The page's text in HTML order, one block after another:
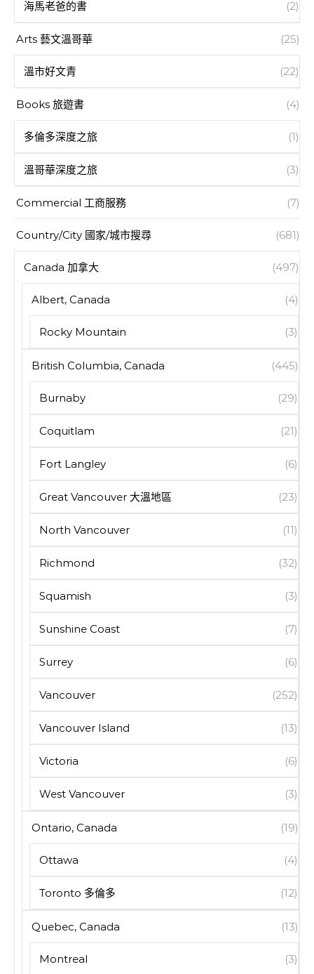
海馬老爸的書 (2)
Arts 藝文溫哥華 (25)
溫市好文青 (22)
Books 旅遊書 (4)
多倫多深度之旅 (1)
溫哥華深度之旅 (3)
Commercial 工商服務 (7)
Country/City 國家/城市搜尋 (681)
Canada 加拿大 (497)
Albert, Canada (4)
Rocky Mountain (3)
British Columbia, Canada (445)
Burnaby (29)
Coquitlam (21)
Fort Langley (6)
Great Vancouver 大溫地區 (23)
North Vancouver (11)
Richmond (32)
Squamish (3)
Sunshine Coast (7)
Surrey (6)
Vancouver (252)
Vancouver Island (13)
Victoria (6)
West Vancouver (3)
Ontario, Canada (19)
Ottawa (4)
Toronto 多倫多 (12)
Quebec, Canada (13)
Montreal (3)